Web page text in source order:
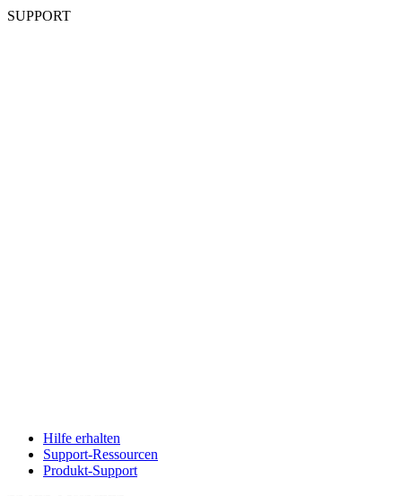
SUPPORT
Hilfe erhalten
Support-Ressourcen
Produkt-Support